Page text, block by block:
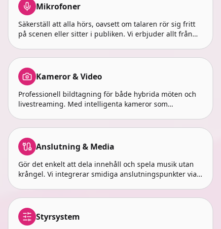
Mikrofoner
Säkerställ att alla hörs, oavsett om talaren rör sig fritt
på scenen eller sitter i publiken. Vi erbjuder allt från
Kameror & Video
Professionell bildtagning för både hybrida möten och
livestreaming. Med intelligenta kameror som
Anslutning & Media
Gör det enkelt att dela innehåll och spela musik utan
krångel. Vi integrerar smidiga anslutningspunkter via
Styrsystem